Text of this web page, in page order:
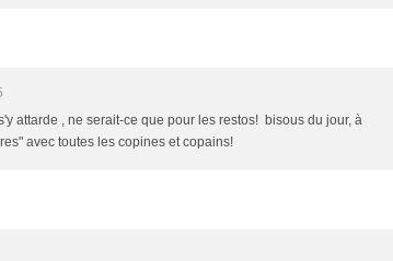
attarde , ne serait-ce que pour les restos! bisous du jour, à
avec toutes les copines et copains!